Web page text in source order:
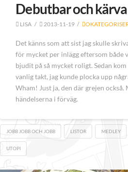
Debutbar och
LISA 2013-11-19
Det känns som att sist jag skulle
för mycket per inlägg eftersom både
bjudit på så mycket roligt. Sedan
vanlig takt, jag kunde plocka upp
Wham! Just ja, den där grejen också.
händelserna i förväg.
JOBB JOBB OCH JOBB LISTOR MEDLEY
UTOPI